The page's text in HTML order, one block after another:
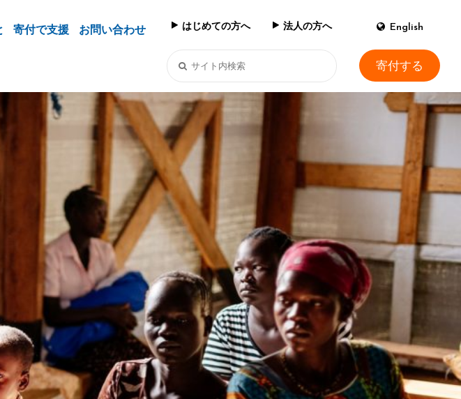
寄付で支援 お問い合わせ はじめての方へ 法人の方へ English
寄付する